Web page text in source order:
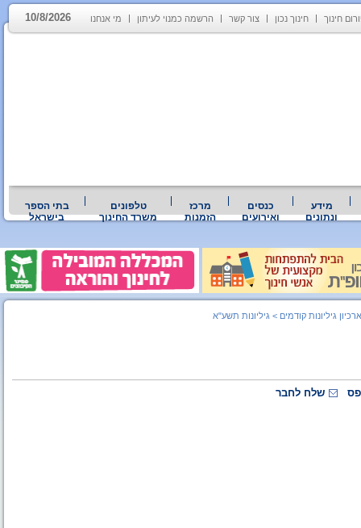
חינוך חינוך נכון צור קשר הרשמה כמנוי לעיתון מי אנחנו 10/8/2026
מידע
ונתונים
כנסים
ואירועים
מרכז
הזמנות
טלפונים
משרד החינוך
בתי הספר
בישראל
ארכיון גיליונות קודמים > גיליונות תשע"א
שלח לחבר